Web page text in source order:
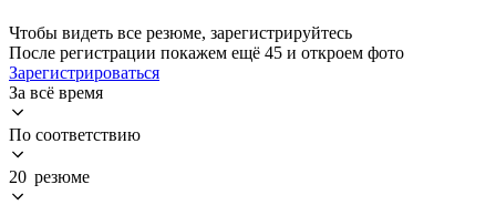
Чтобы видеть все резюме, зарегистрируйтесь
После регистрации покажем ещё 45 и откроем фото
Зарегистрироваться
За всё время
По соответствию
20 резюме